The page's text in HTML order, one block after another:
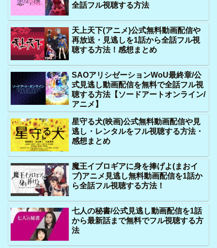
全話フル視聴する方法
天上天下(アニメ)公式無料動画配信や
再放送・見逃しを1話から全話フル視
聴する方法！感想まとめ
SAOアリシゼーションWoU最終章/公
式見逃し動画配信を無料で全話フル視
聴する方法【ソードアートオンライン/
アニメ】
星守る犬(映画)公式無料動画配信や見
逃し・レンタルをフル視聴する方法・
感想まとめ
魔王イブロギアに身を捧げよ(まおイ
ブ)アニメ見逃し無料動画配信を1話か
ら全話フル視聴する方法！
七人の秘書/公式見逃し動画配信を1話
から最新話まで無料でフル視聴する方
法